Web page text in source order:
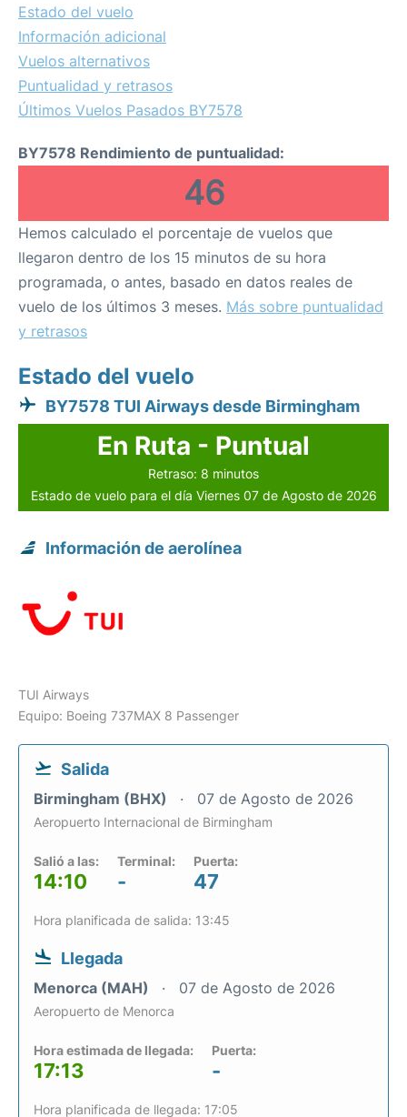
Estado del vuelo
Información adicional
Vuelos alternativos
Puntualidad y retrasos
Últimos Vuelos Pasados BY7578
BY7578 Rendimiento de puntualidad:
46
Hemos calculado el porcentaje de vuelos que
llegaron dentro de los 15 minutos de su hora
programada, o antes, basado en datos reales de
vuelo de los últimos 3 meses. Más sobre puntualidad
y retrasos
Estado del vuelo
BY7578 TUI Airways desde Birmingham
En Ruta - Puntual
Retraso: 8 minutos
Estado de vuelo para el día Viernes 07 de Agosto de 2026
Información de aerolínea
TUI Airways
Equipo: Boeing 737MAX 8 Passenger
Salida
Birmingham (BHX) 07 de Agosto de 2026
Aeropuerto Internacional de Birmingham
Salió a las:
14:10
Terminal:
-
Puerta:
47
Hora planificada de salida: 13:45
Llegada
Menorca (MAH) 07 de Agosto de 2026
Aeropuerto de Menorca
Hora estimada de llegada:
17:13
Puerta:
-
Hora planificada de llegada: 17:05